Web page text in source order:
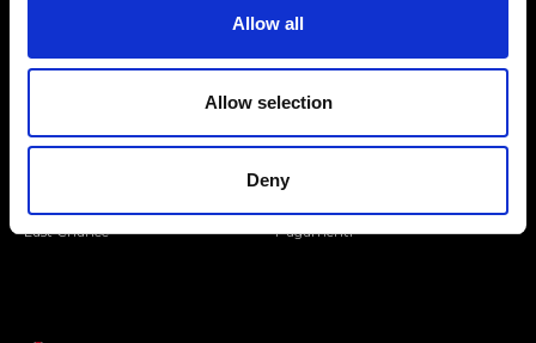
Allow all
Allow selection
Deny
Mondo Ripani
Uomo
Last Chance
Mondo Ripani
Spedizione e Consegna
Policy di Reso
Pagamenti